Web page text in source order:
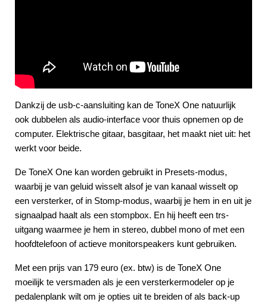
Dankzij de usb-c-aansluiting kan de ToneX One natuurlijk
ook dubbelen als audio-interface voor thuis opnemen op de
computer. Elektrische gitaar, basgitaar, het maakt niet uit: het
werkt voor beide.
De ToneX One kan worden gebruikt in Presets-modus,
waarbij je van geluid wisselt alsof je van kanaal wisselt op
een versterker, of in Stomp-modus, waarbij je hem in en uit je
signaalpad haalt als een stompbox. En hij heeft een trs-
uitgang waarmee je hem in stereo, dubbel mono of met een
hoofdtelefoon of actieve monitorspeakers kunt gebruiken.
Met een prijs van 179 euro (ex. btw) is de ToneX One
moeilijk te versmaden als je een versterkermodeler op je
pedalenplank wilt om je opties uit te breiden of als back-up